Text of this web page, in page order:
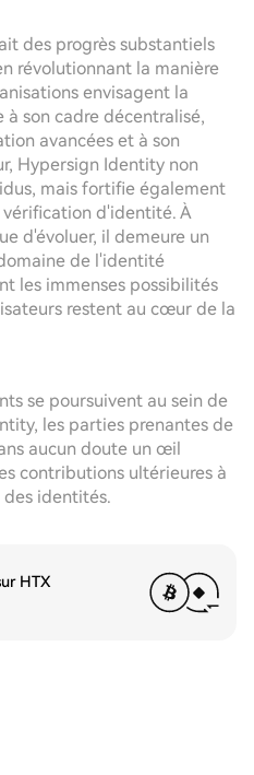
des progrès substantiels
révolutionnant la manière
envisagent la
son cadre décentralisé,
avancées et à son
Hypersign Identity non
mais fortifie également
d'identité. À
d'évoluer, il demeure un
de l'identité
les immenses possibilités
restent au cœur de la
se poursuivent au sein de
les parties prenantes de
aucun doute un œil
contributions ultérieures à
identités.
HTX